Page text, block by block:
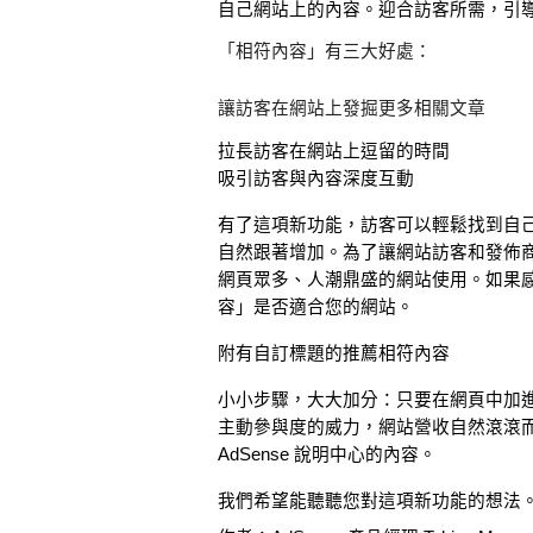
自己網站上的內容。迎合訪客所需，
「相符內容」有三大好處：
讓訪客在網站上發掘更多相關文章
拉長訪客在網站上逗留的時間
吸引訪客與內容深度互動
有了這項新功能，訪客可以輕鬆找到自
自然跟著增加。為了讓網站訪客和發
網頁眾多、人潮鼎盛的網站使用。如果
容」是否適合您的網站。
附有自訂標題的推薦相符內容
小小步驟，大大加分：只要在網頁中加
主動參與度的威力，網站營收自然滾滾
AdSense 說明中心的內容。
我們希望能聽聽您對這項新功能的想法